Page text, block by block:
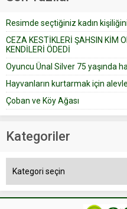
Resimde seçtiğiniz kadın
CEZA KESTİKLERİ ŞAHSIN KİM
KENDİLERİ ÖDEDİ
Oyuncu Ünal Silver 75 yaşında
Hayvanların kurtarmak için
Çoban ve Köy Ağası
Kategoriler